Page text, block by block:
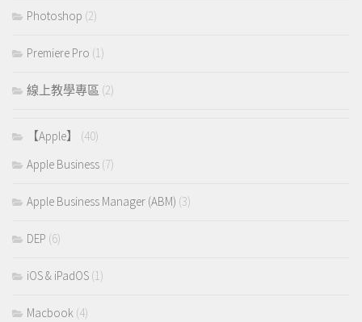
Photoshop (2)
Premiere Pro (1)
線上教學專區 (2)
【Apple】
(40)
Apple Business (7)
Apple Business Manager (ABM) (3)
DEP (6)
iOS & iPadOS (1)
Macbook (4)